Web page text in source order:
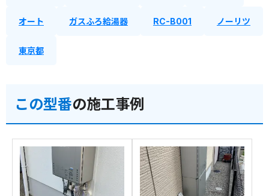
オート ガスふろ給湯器 RC-B001 ノーリツ
東京都
この型番の施工事例